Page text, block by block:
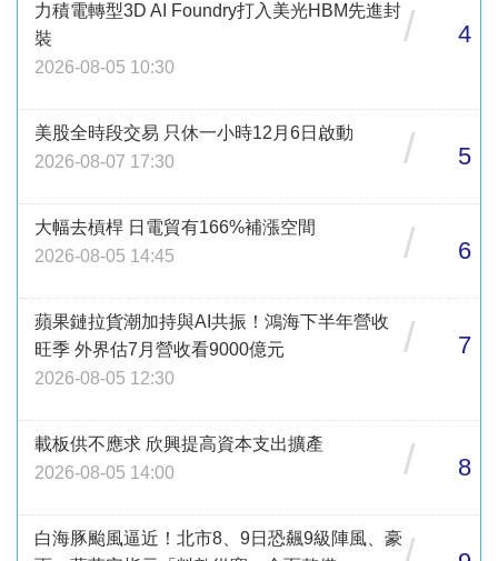
力積電轉型3D AI Foundry打入美光HBM先進封
裝
2026-08-05 10:30
/ 4
美股全時段交易 只休一小時12月6日啟動
2026-08-07 17:30
/ 5
大幅去槓桿 日電貿有166%補漲空間
2026-08-05 14:45
/ 6
蘋果鏈拉貨潮加持與AI共振！鴻海下半年營收
旺季 外界估7月營收看9000億元
2026-08-05 12:30
/ 7
載板供不應求 欣興提高資本支出擴產
2026-08-05 14:00
/ 8
白海豚颱風逼近！北市8、9日恐飆9級陣風、豪